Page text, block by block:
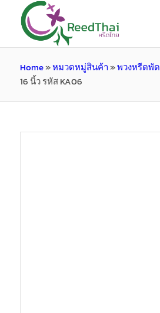
Home»หมวดหมู่สินค้า»พวงหรีดพั
16 นิ้ว รหัส KA06